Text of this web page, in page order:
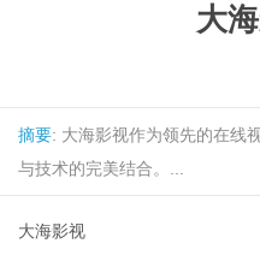
大
摘要: 大海影视作为领先的在线
与技术的完美结合。...
大海影视